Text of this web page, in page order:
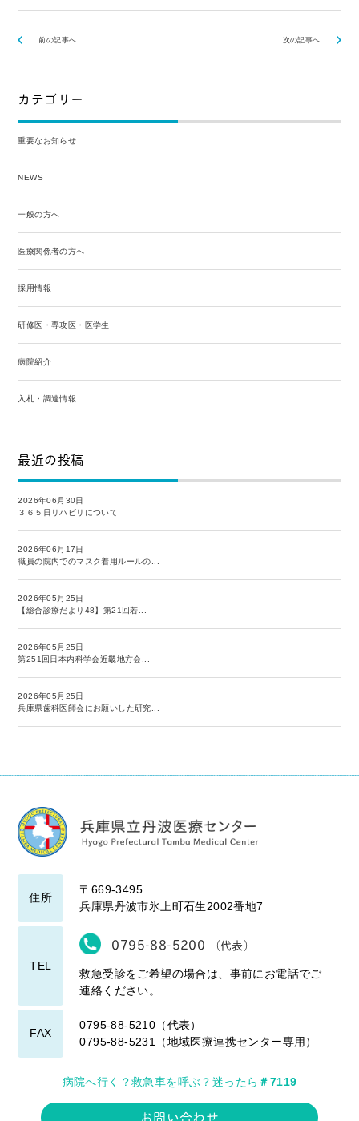
前の記事へ 次の記事へ
カテゴリー
重要なお知らせ
NEWS
一般の方へ
医療関係者の方へ
採用情報
研修医・専攻医・医学生
病院紹介
入札・調達情報
最近の投稿
2026年06月30日
３６５日リハビリについて
2026年06月17日
職員の院内でのマスク着用ルールの...
2026年05月25日
【総合診療だより48】第21回若...
2026年05月25日
第251回日本内科学会近畿地方会...
2026年05月25日
兵庫県歯科医師会にお願いした研究...
住所
〒669-3495
兵庫県丹波市氷上町石生2002番地7
TEL
0795-88-5200 （代表）
救急受診をご希望の場合は、事前にお電話でご
連絡ください。
FAX
0795-88-5210（代表）
0795-88-5231（地域医療連携センター専用）
病院へ行く？救急車を呼ぶ？迷ったら ＃7119
お問い合わせ